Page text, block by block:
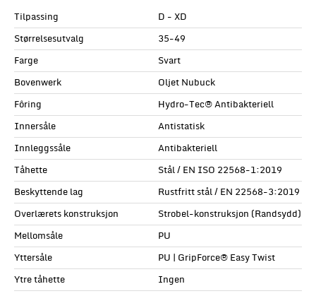
Tilpassing
D - XD
Størrelsesutvalg
35-49
Farge
Svart
Bovenwerk
Oljet Nubuck
Fôring
Hydro-Tec® Antibakteriell
Innersåle
Antistatisk
Innleggssåle
Antibakteriell
Tåhette
Stål / EN ISO 22568-1:2019
Beskyttende lag
Rustfritt stål / EN 22568-3:2019
Overlærets konstruksjon
Strobel-konstruksjon (Randsydd)
Mellomsåle
PU
Yttersåle
PU | GripForce® Easy Twist
Ytre tåhette
Ingen